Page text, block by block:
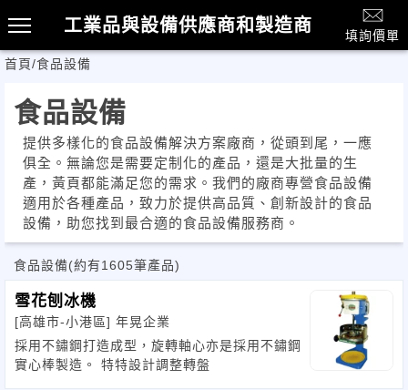
工業品與設備供應商和製造商
填詢價單
首頁/食品設備
食品設備
提供多樣化的食品設備解決方案廠商，從頭到尾，一應
俱全。無論您是需要定制化的產品，還是大批量的生
產，黃頁都能滿足您的需求。我們的廠商專營食品設備
適用於各種產品，致力於提供高品質、創新設計的食品
設備，助您找到最合適的食品設備服務商。
食品設備(約有1605筆產品)
雪花刨冰機
[高雄市-小港區] 年晃企業
採用不鏽鋼打造成型，旋轉軸心亦是採用不鏽鋼
實心棒製造。 特特設計調整轉盤